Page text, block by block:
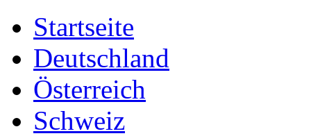
Startseite
Deutschland
Österreich
Schweiz